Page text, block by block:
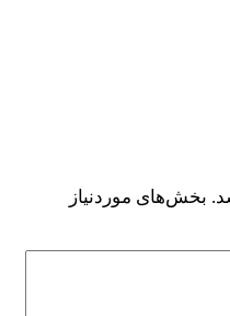
بخش‌های موردنیاز